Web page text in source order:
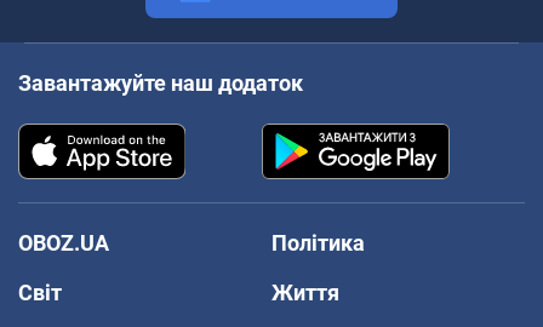
Завантажуйте наш додаток
OBOZ.UA
Політика
Світ
Життя